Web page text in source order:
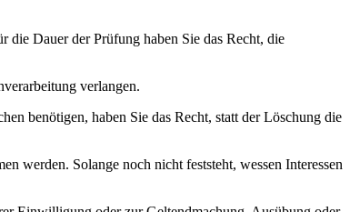
die Dauer der Prüfung haben Sie das Recht, die
verlangen.
benötigen, haben Sie das Recht, statt der Löschung die
werden. Solange noch nicht feststeht, wessen Interessen